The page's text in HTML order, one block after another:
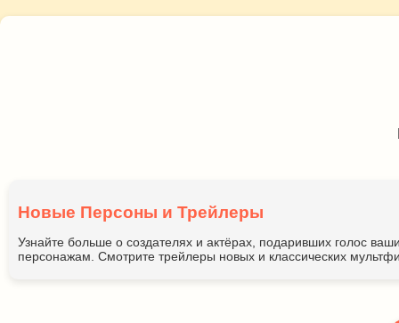
Новые Персоны и Трейлеры
Узнайте больше о создателях и актёрах, подаривших голос
персонажам. Смотрите трейлеры новых и классических